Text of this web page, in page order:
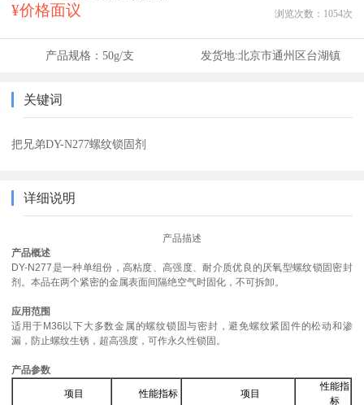
¥价格面议 浏览次数： 1054次
产品规格：50g/支 发货地:北京市通州区台湖镇
关键词
把兄弟DY-N277螺纹锁固剂
详细说明
产品描述
产品概述
DY-N277是一种单组份，高粘度、高强度、耐介质优良的厌氧型螺纹锁固密封
剂。本品在两个紧密的金属表面间隔绝空气时固化，不可拆卸。
应用范围
适用于M36以下大多数金属的螺纹锁固与密封，避免螺纹紧固件的松动和渗
漏，防止螺纹生锈，超高强度，可作永久性锁固。
产品参数
项目 性能指标 项目
性能指
标